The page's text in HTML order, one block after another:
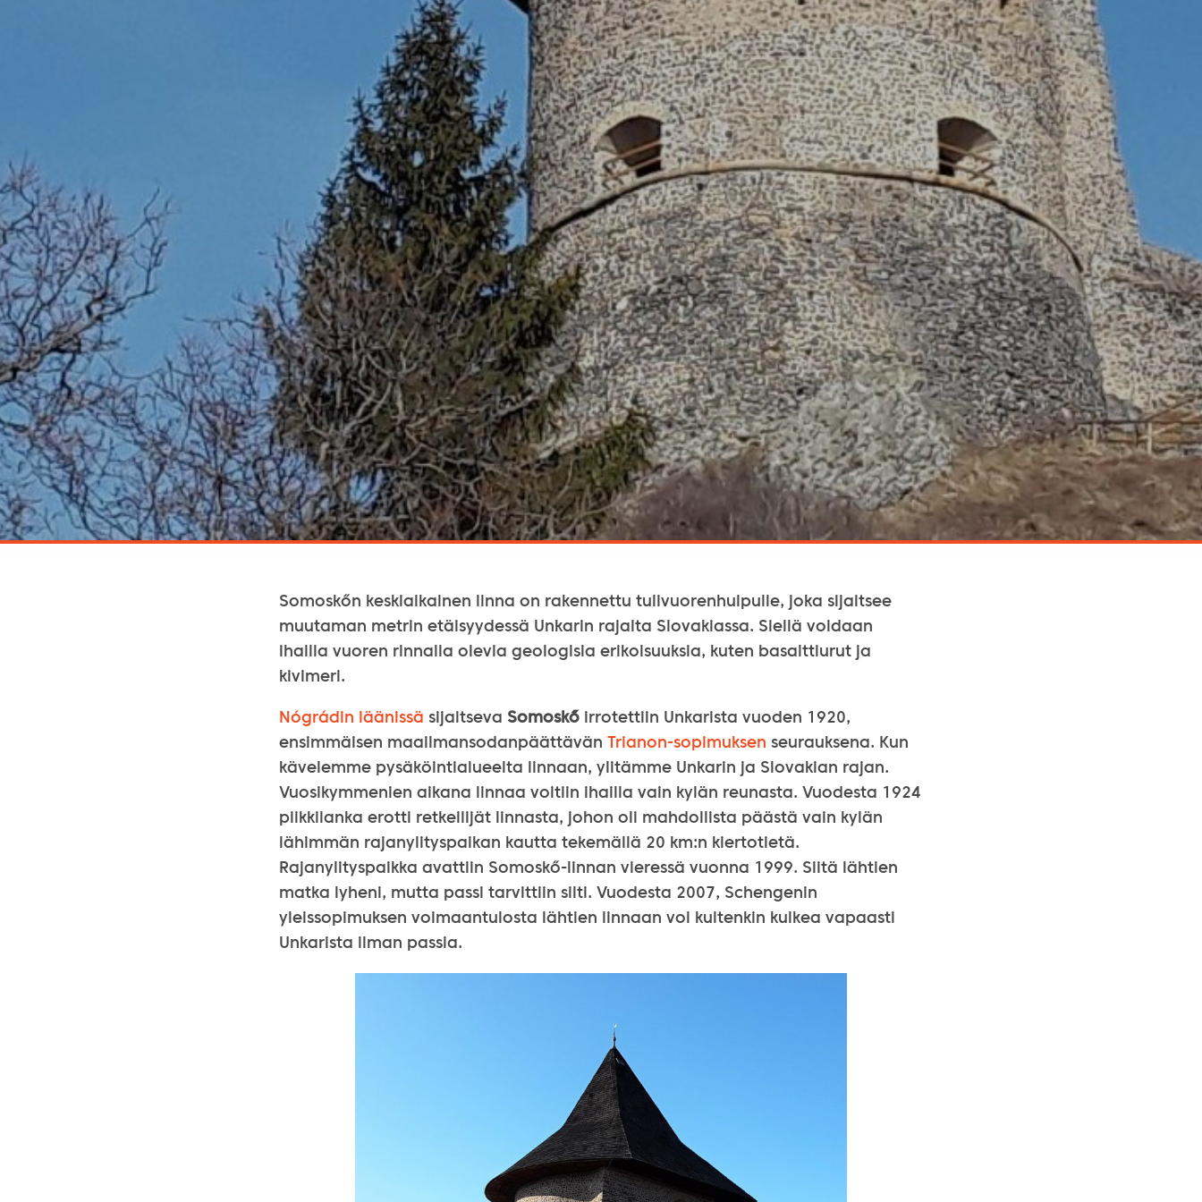
Somoskőn keskiaikainen linna on rakennettu tulivuorenhuipulle, joka sijaitsee
muutaman metrin etäisyydessä Unkarin rajalta Slovakiassa. Siellä voidaan
ihailla vuoren rinnalla olevia geologisia erikoisuuksia, kuten basalttiurut ja
kivimeri.
Nógrádin läänissä sijaitseva Somoskőirrotettiin Unkarista vuoden 1920,
ensimmäisen maailmansodanpäättävän
Trianon-sopimuksen seurauksena. Kun
kävelemme pysäköintialueelta linnaan, ylitämme Unkarin ja Slovakian rajan.
Vuosikymmenien aikana linnaa voitiin ihailla vain kylän reunasta. Vuodesta 1924
piikkilanka erotti retkeilijät linnasta, johon oli mahdollista päästä vain kylän
lähimmän rajanylityspaikan kautta tekemällä 20 km:n kiertotietä.
Rajanylityspaikka avattiin Somoskő-linnan vieressä vuonna 1999. Siitä lähtien
matka lyheni, mutta passi tarvittiin silti. Vuodesta 2007, Schengenin
yleissopimuksen voimaantulosta lähtien linnaan voi kuitenkin kulkea vapaasti
Unkarista ilman passia.